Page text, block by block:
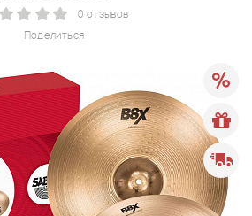
Поделиться
0 отзывов